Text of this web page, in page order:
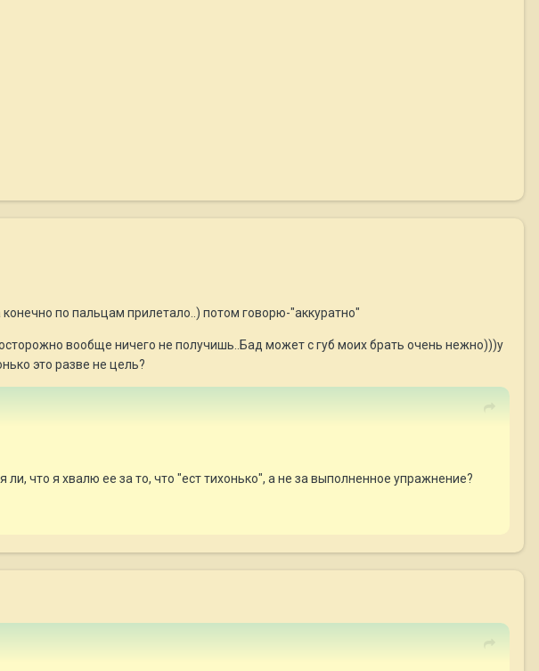
по пальцам прилетало..) потом говорю-"аккуратно"
вообще ничего не получишь..Бад может с губ моих брать очень нежно)))у
это разве не цель?
что я хвалю ее за то, что "ест тихонько", а не за выполненное упражнение?